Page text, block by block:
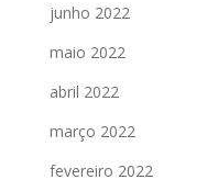
junho 2022
maio 2022
abril 2022
março 2022
fevereiro 2022